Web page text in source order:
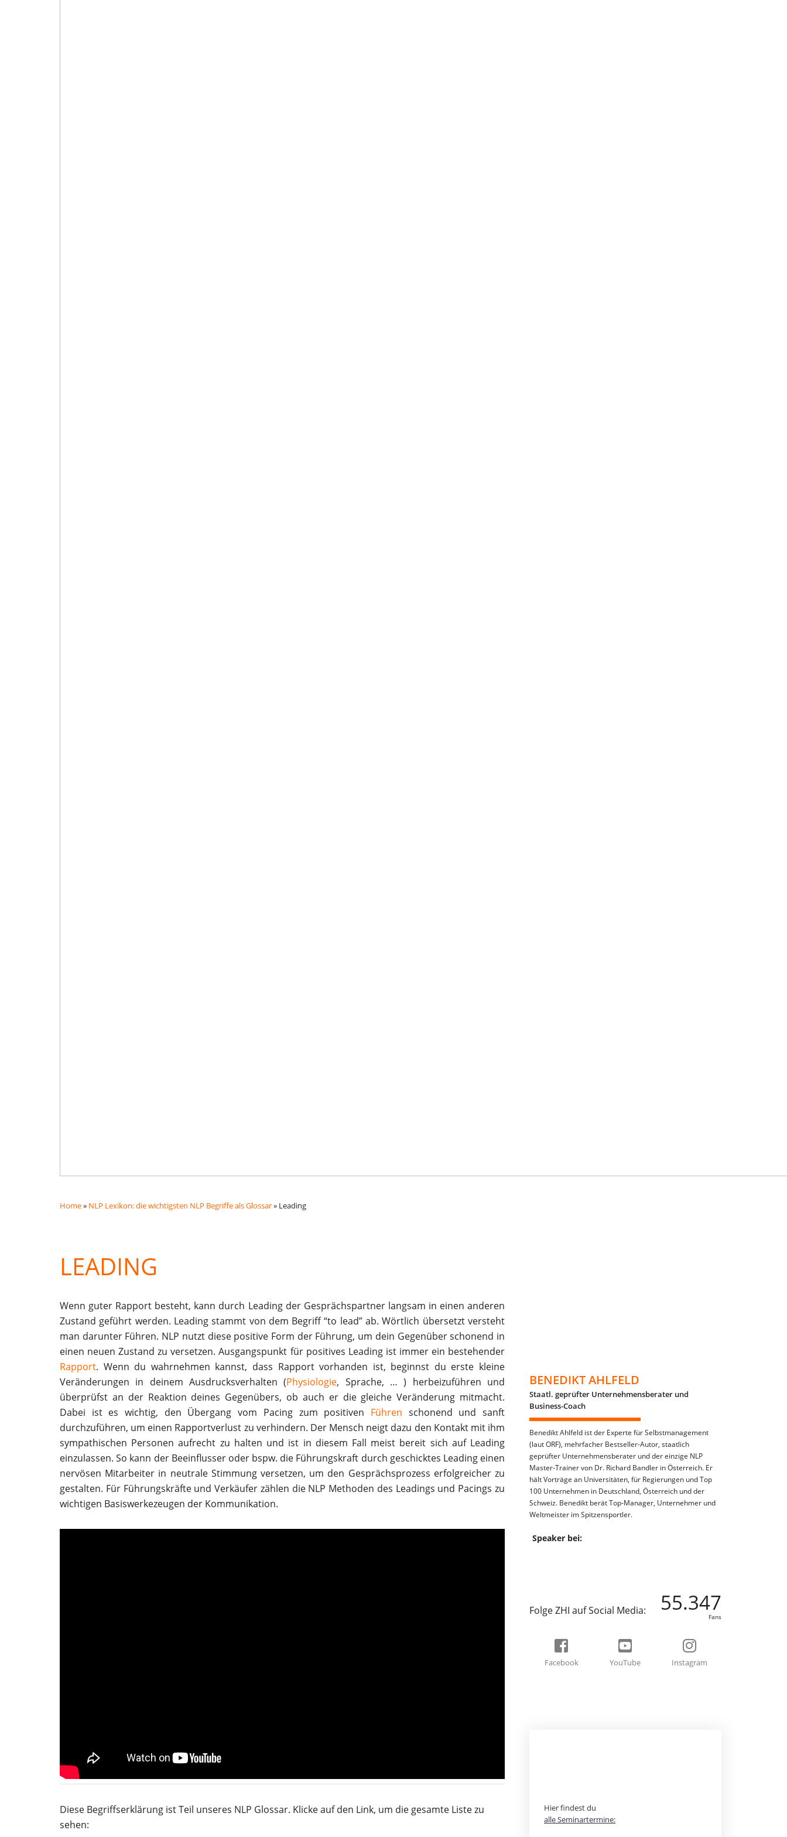
Home» NLP Lexikon: die wichtigsten NLP Begriffe als Glossar» Leading
LEADING
Wenn guter Rapport besteht, kann durch Leading der Gesprächspartner langsam in einen anderen
Zustand geführt werden. Leading stammt von dem Begriff “to lead” ab. Wörtlich übersetzt versteht
man darunter Führen. NLP nutzt diese positive Form der Führung, um dein Gegenüber schonend in
einen neuen Zustand zu versetzen. Ausgangspunkt für positives Leading ist immer ein bestehender
Rapport. Wenn du wahrnehmen kannst, dass Rapport vorhanden ist, beginnst du erste kleine
Veränderungen in deinem Ausdrucksverhalten (Physiologie, Sprache, … ) herbeizuführen und
überprüfst an der Reaktion deines Gegenübers, ob auch er die gleiche Veränderung mitmacht.
Dabei ist es wichtig, den Übergang vom Pacing zum positiven Führen schonend und sanft
durchzuführen, um einen Rapportverlust zu verhindern. Der Mensch neigt dazu den Kontakt mit ihm
sympathischen Personen aufrecht zu halten und ist in diesem Fall meist bereit sich auf Leading
einzulassen. So kann der Beeinflusser oder bspw. die Führungskraft durch geschicktes Leading einen
nervösen Mitarbeiter in neutrale Stimmung versetzen, um den Gesprächsprozess erfolgreicher zu
gestalten. Für Führungskräfte und Verkäufer zählen die NLP Methoden des Leadings und Pacings zu
wichtigen Basiswerkezeugen der Kommunikation.
Diese Begriffserklärung ist Teil unseres NLP Glossar. Klicke auf den Link, um die gesamte Liste zu
sehen:
BENEDIKT AHLFELD
Staatl. geprüfter Unternehmensberater und
Business-Coach
Benedikt Ahlfeld ist der Experte für Selbstmanagement
(laut ORF), mehrfacher Bestseller-Autor, staatlich
geprüfter Unternehmensberater und der einzige NLP
Master-Trainer von Dr. Richard Bandler in Österreich. Er
hält Vorträge an Universitäten, für Regierungen und Top
100 Unternehmen in Deutschland, Österreich und der
Schweiz. Benedikt berät Top-Manager, Unternehmer und
Weltmeister im Spitzensportler.
Speaker bei:
Folge ZHI auf Social Media: 55.347
Fans
Facebook YouTube Instagram
Hier findest du
alle Seminartermine: